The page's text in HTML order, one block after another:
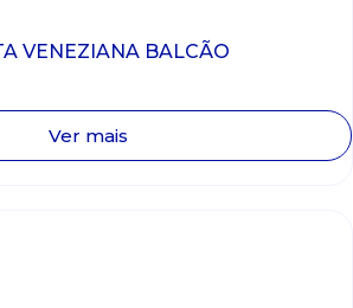
VENEZIANA BALCÃO
Ver mais